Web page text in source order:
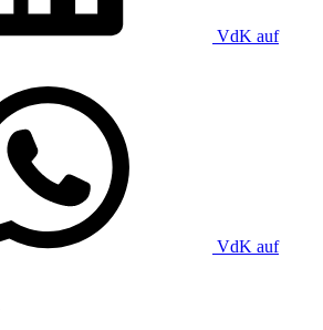
VdK auf
VdK auf